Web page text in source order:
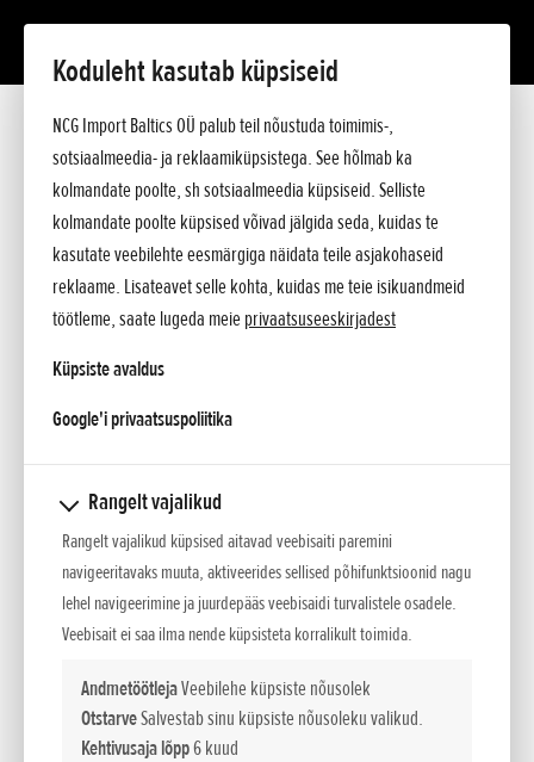
Koduleht kasutab küpsiseid
NCG Import Baltics OÜ palub teil nõustuda toimimis-,
sotsiaalmeedia- ja reklaamiküpsistega. See hõlmab ka
kolmandate poolte, sh sotsiaalmeedia küpsiseid. Selliste
kolmandate poolte küpsised võivad jälgida seda, kuidas te
kasutate veebilehte eesmärgiga näidata teile asjakohaseid
reklaame. Lisateavet selle kohta, kuidas me teie isikuandmeid
töötleme, saate lugeda meieprivaatsuseeskirjadest
Küpsiste avaldus
Google'i privaatsuspoliitikaopens in a new tab
Rangelt vajalikud
Rangelt vajalikud küpsised aitavad veebisaiti paremini
navigeeritavaks muuta, aktiveerides sellised põhifunktsioonid nagu
lehel navigeerimine ja juurdepääs veebisaidi turvalistele osadele.
Veebisait ei saa ilma nende küpsisteta korralikult toimida.
AndmetöötlejaVeebilehe küpsiste nõusolek
OtstarveSalvestab sinu küpsiste nõusoleku valikud.
Kehtivusaja lõpp6 kuud
Lisatud 24.05.2018
2019. AASTA HONDA CRF450L
Uuest mudelist: Honda uuel kaheotstarbelisel mootorrattal,
mis baseerub krossimootorrattal CRF450R, on vastupidav ja
kerge raam, mis kindlustab parima võimaliku haarduvuse,
ning võimas mootor. Vastupidavad kvaliteetsed varuosad ja
pikad hooldusvälbad tagavad muretu ja meeldiva sõidu.
Tõeline kaheotstarbeline mootorratas peaks suutma teha
paljut: maastikul peab see olema kerge ning kvaliteetse
vedrustuse ja juhitavusega, et sõitjal oleks lihtne ka siis, kui
edasiliikumine muutub raskemaks. Selle mootor peab
tagama hea võimsuse ja pöördemomendi kõigil kiirustel –
sellise, mis võimaldaks sõitjal saavutada tagaratta
maksimaalse haarduvuse, olenemata maastikust.